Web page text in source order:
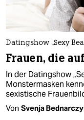
Datingshow „Sexy
Frauen, die
In der Datingshow
Monstermasken
sexistische
Von Svenja